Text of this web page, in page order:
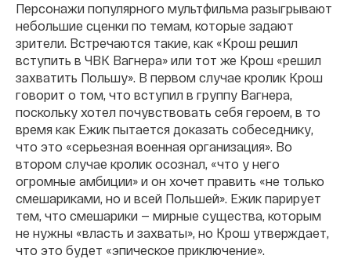
Персонажи популярного мультфильма разыгрывают
небольшие сценки по темам, которые задают
зрители. Встречаются такие, как «Крош решил
вступить в ЧВК Вагнера» или тот же Крош «решил
захватить Польшу». В первом случае кролик Крош
говорит о том, что вступил в группу Вагнера,
поскольку хотел почувствовать себя героем, в то
время как Ежик пытается доказать собеседнику,
что это «серьезная военная организация». Во
втором случае кролик осознал, «что у него
огромные амбиции» и он хочет править «не только
смешариками, но и всей Польшей». Ежик парирует
тем, что смешарики — мирные существа, которым
не нужны «власть и захваты», но Крош утверждает,
что это будет «эпическое приключение».